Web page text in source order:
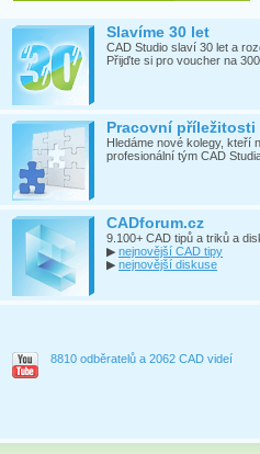
Slavíme 30 let
CAD Studio slaví 30 let a
Přijďte si pro voucher na
Pracovní příležitosti
Hledáme nové kolegy, kteří
profesionální tým CAD
CADforum.cz
9.100+ CAD tipů a triků a
▶ nejnovější CAD tipy
▶ nejnovější diskuse
8810 odběratelů a 2062 CAD videí